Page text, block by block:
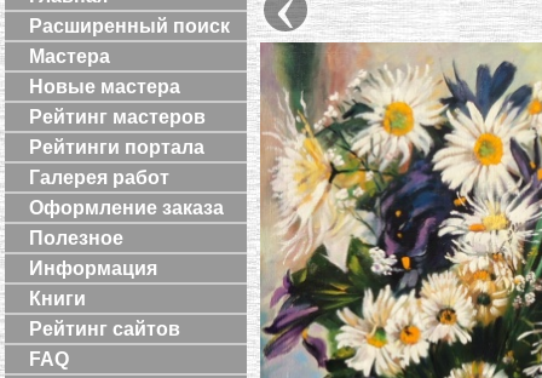
Расширенный поиск
Мастера
Новые мастера
Рейтинг мастеров
Рейтинги портала
Галерея работ
Оформление заказа
Полезное
Информация
Книги
Рейтинг сайтов
FAQ